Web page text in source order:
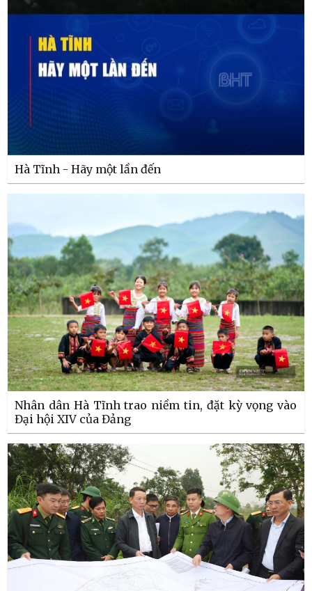
Hà Tĩnh - Hãy một lần đến
Nhân dân Hà Tĩnh trao niềm tin, đặt kỳ vọng vào
Đại hội XIV của Đảng